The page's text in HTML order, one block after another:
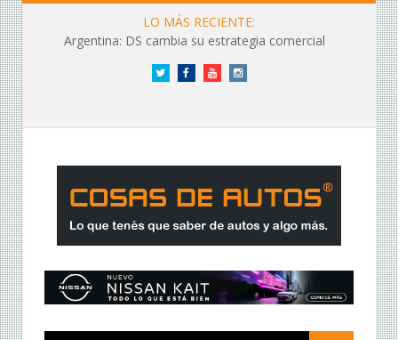
LO MÁS RECIENTE:
Argentina: DS cambia su estrategia comercial
Twitter FacebookYouTubeInstagram